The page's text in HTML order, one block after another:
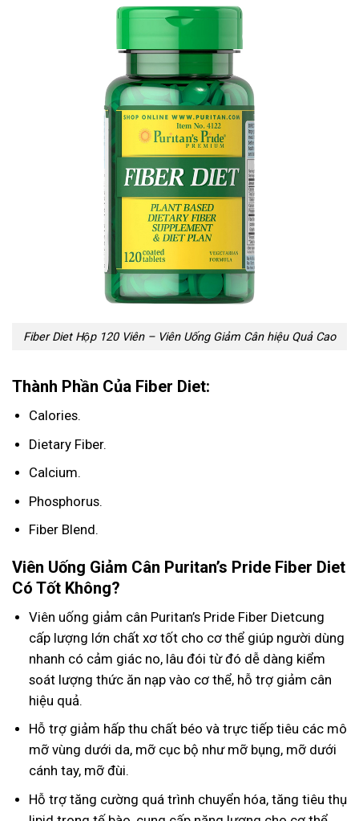
Fiber Diet Hộp 120 Viên – Viên Uống Giảm Cân hiệu Quả Cao
Thành Phần Của Fiber Diet:
Calories.
Dietary Fiber.
Calcium.
Phosphorus.
Fiber Blend.
Viên Uống Giảm Cân Puritan’s Pride Fiber Diet
Có Tốt Không?
Viên uống giảm cân Puritan’s Pride Fiber Dietcung
cấp lượng lớn chất xơ tốt cho cơ thể giúp người dùng
nhanh có cảm giác no, lâu đói từ đó dễ dàng kiểm
soát lượng thức ăn nạp vào cơ thể, hỗ trợ giảm cân
hiệu quả.
Hỗ trợ giảm hấp thu chất béo và trực tiếp tiêu các mô
mỡ vùng dưới da, mỡ cục bộ như mỡ bụng, mỡ dưới
cánh tay, mỡ đùi.
Hỗ trợ tăng cường quá trình chuyển hóa, tăng tiêu thụ